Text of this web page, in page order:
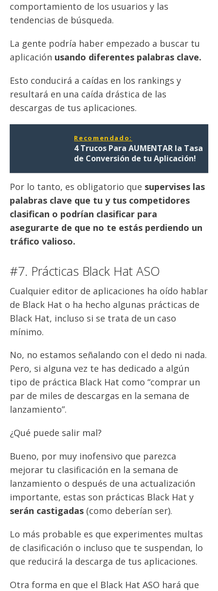
comportamiento de los usuarios y las
tendencias de búsqueda.
La gente podría haber empezado a buscar tu
aplicación usando diferentes palabras clave.
Esto conducirá a caídas en los rankings y
resultará en una caída drástica de las
descargas de tus aplicaciones.
Recomendado:
4 Trucos Para AUMENTAR la Tasa
de Conversión de tu Aplicación!
Por lo tanto, es obligatorio que supervises las
palabras clave que tu y tus competidores
clasifican o podrían clasificar para
asegurarte de que no te estás perdiendo un
tráfico valioso.
#7. Prácticas Black Hat ASO
Cualquier editor de aplicaciones ha oído hablar
de Black Hat o ha hecho algunas prácticas de
Black Hat, incluso si se trata de un caso
mínimo.
No, no estamos señalando con el dedo ni nada.
Pero, si alguna vez te has dedicado a algún
tipo de práctica Black Hat como “comprar un
par de miles de descargas en la semana de
lanzamiento”.
¿Qué puede salir mal?
Bueno, por muy inofensivo que parezca
mejorar tu clasificación en la semana de
lanzamiento o después de una actualización
importante, estas son prácticas Black Hat y
serán castigadas (como deberían ser).
Lo más probable es que experimentes multas
de clasificación o incluso que te suspendan, lo
que reducirá la descarga de tus aplicaciones.
Otra forma en que el Black Hat ASO hará que